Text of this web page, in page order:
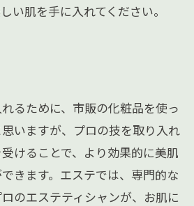
い肌を手に入れてください。
るために、市販の化粧品を使っ
いますが、プロの技を取り入れ
けることで、より効果的に美肌
きます。エステでは、専門的な
のエステティシャンが、お肌に